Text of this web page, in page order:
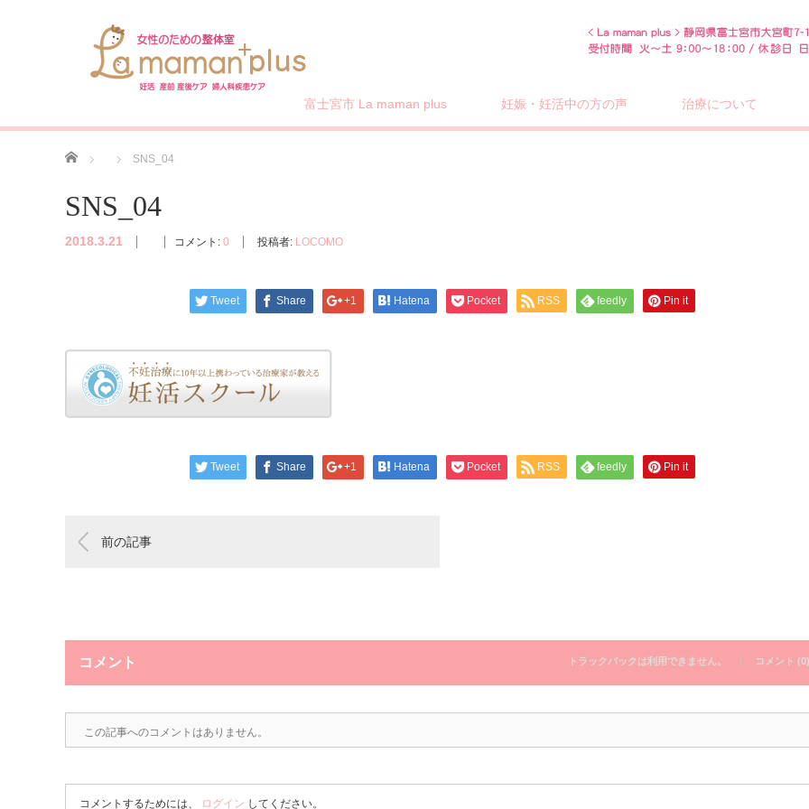
富士宮市 La maman plus 妊娠・妊活中の方の声 治療について
ホーム SNS_04
SNS_04
2018.3.21 コメント: 0 投稿者: LOCOMO
Tweet Share +1 Hatena Pocket RSS feedly Pin it
Tweet Share +1 Hatena Pocket RSS feedly Pin it
前の記事
コメント トラックバックは利用できません。 コメント (0)
この記事へのコメントはありません。
コメントするためには、 ログイン してください。